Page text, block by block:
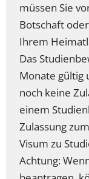
müssen Sie
Botschaft
Ihrem
Das
Monate gültig
noch keine
einem
Zulassung
Visum zu
Achtung: